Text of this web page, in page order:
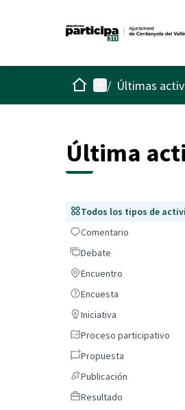
InicioMenú principal
/ Últimas
Última
Todos los tipos de
Todos los tipos de
Comentario
Comentario
DebateDebate
Encuentro
Encuentro
Encuesta
Encuesta
Iniciativa
Iniciativa
Proceso participativo
Proceso participativo
Propuesta
Propuesta
Publicación
Publicación
Resultado
Resultado